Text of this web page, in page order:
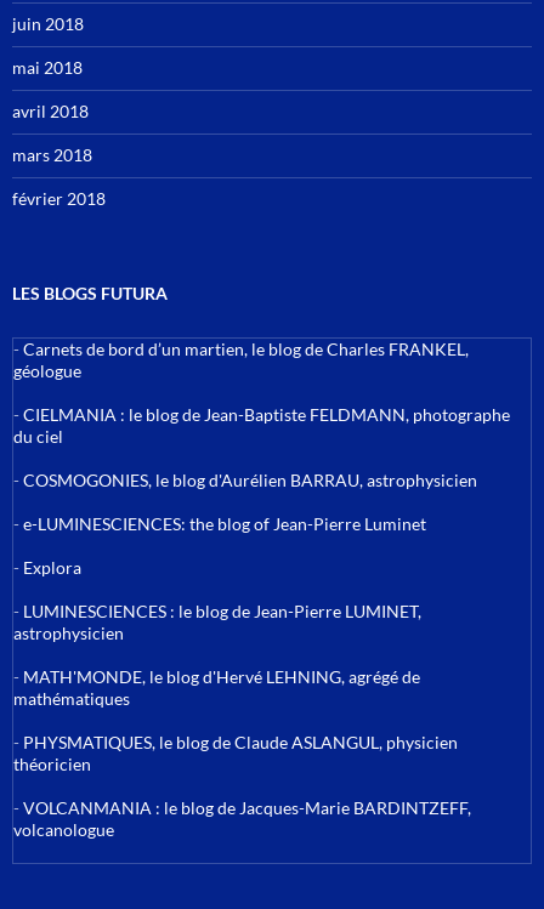
juin 2018
mai 2018
avril 2018
mars 2018
février 2018
LES BLOGS FUTURA
-Carnets de bord d’un martien, le blog de Charles FRANKEL,
géologue
-CIELMANIA : le blog de Jean-Baptiste FELDMANN, photographe
du ciel
-COSMOGONIES, le blog d'Aurélien BARRAU, astrophysicien
-e-LUMINESCIENCES: the blog of Jean-Pierre Luminet
- Explora
- LUMINESCIENCES : le blog de Jean-Pierre LUMINET,
astrophysicien
- MATH'MONDE, le blog d'Hervé LEHNING, agrégé de
mathématiques
- PHYSMATIQUES, le blog de Claude ASLANGUL, physicien
théoricien
-VOLCANMANIA : le blog de Jacques-Marie BARDINTZEFF,
volcanologue